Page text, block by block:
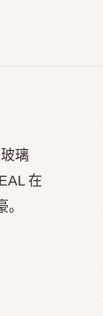
璃
在